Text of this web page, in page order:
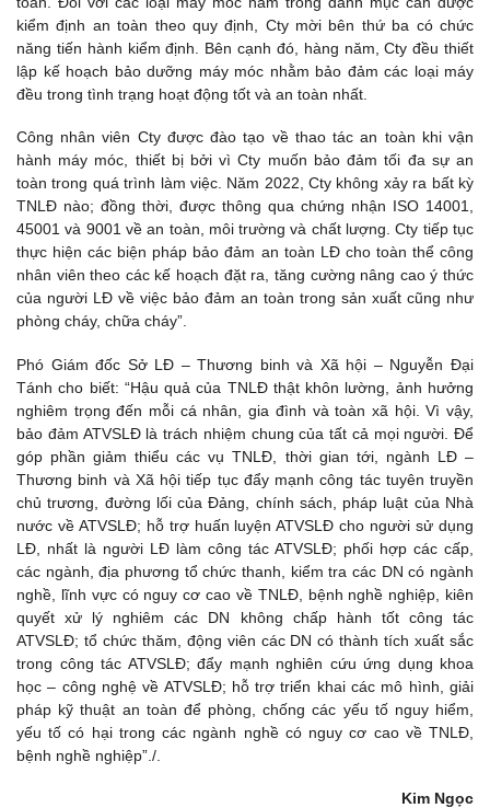
kiểm định an toàn theo quy định, Cty mời bên thứ ba có chức
năng tiến hành kiểm định. Bên cạnh đó, hàng năm, Cty đều thiết
lập kế hoạch bảo dưỡng máy móc nhằm bảo đảm các loại máy
đều trong tình trạng hoạt động tốt và an toàn nhất.
Công nhân viên Cty được đào tạo về thao tác an toàn khi vận
hành máy móc, thiết bị bởi vì Cty muốn bảo đảm tối đa sự an
toàn trong quá trình làm việc. Năm 2022, Cty không xảy ra bất kỳ
TNLĐ nào; đồng thời, được thông qua chứng nhận ISO 14001,
45001 và 9001 về an toàn, môi trường và chất lượng. Cty tiếp tục
thực hiện các biện pháp bảo đảm an toàn LĐ cho toàn thể công
nhân viên theo các kế hoạch đặt ra, tăng cường nâng cao ý thức
của người LĐ về việc bảo đảm an toàn trong sản xuất cũng như
phòng cháy, chữa cháy”.
Phó Giám đốc Sở LĐ – Thương binh và Xã hội – Nguyễn Đại
Tánh cho biết: “Hậu quả của TNLĐ thật khôn lường, ảnh hưởng
nghiêm trọng đến mỗi cá nhân, gia đình và toàn xã hội. Vì vậy,
bảo đảm ATVSLĐ là trách nhiệm chung của tất cả mọi người. Để
góp phần giảm thiểu các vụ TNLĐ, thời gian tới, ngành LĐ –
Thương binh và Xã hội tiếp tục đẩy mạnh công tác tuyên truyền
chủ trương, đường lối của Đảng, chính sách, pháp luật của Nhà
nước về ATVSLĐ; hỗ trợ huấn luyện ATVSLĐ cho người sử dụng
LĐ, nhất là người LĐ làm công tác ATVSLĐ; phối hợp các cấp,
các ngành, địa phương tổ chức thanh, kiểm tra các DN có ngành
nghề, lĩnh vực có nguy cơ cao về TNLĐ, bệnh nghề nghiệp, kiên
quyết xử lý nghiêm các DN không chấp hành tốt công tác
ATVSLĐ; tổ chức thăm, động viên các DN có thành tích xuất sắc
trong công tác ATVSLĐ; đẩy mạnh nghiên cứu ứng dụng khoa
học – công nghệ về ATVSLĐ; hỗ trợ triển khai các mô hình, giải
pháp kỹ thuật an toàn để phòng, chống các yếu tố nguy hiểm,
yếu tố có hại trong các ngành nghề có nguy cơ cao về TNLĐ,
bệnh nghề nghiệp”./.
Kim Ngọc